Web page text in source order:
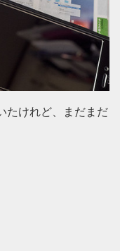
たけれど、まだまだ